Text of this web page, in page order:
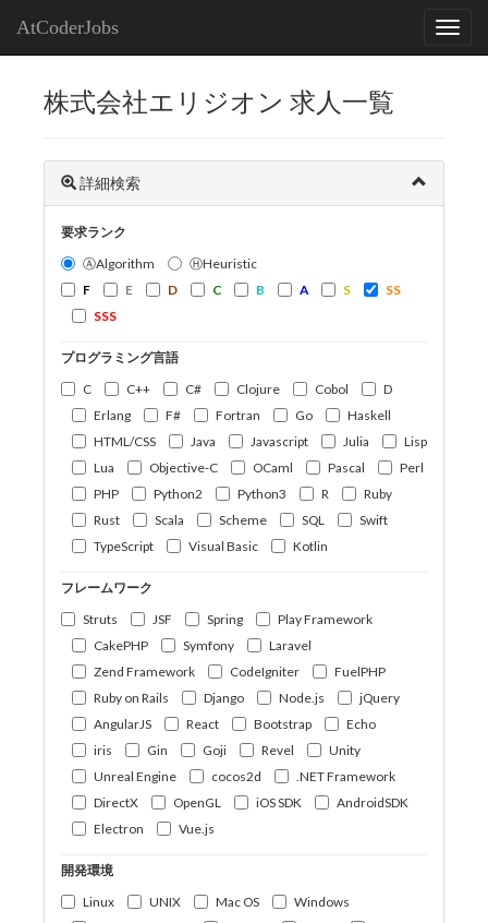
AtCoderJobs
株式会社エリジオン 求人一覧
詳細検索
要求ランク
ⒶAlgorithm
ⒽHeuristic
F
E D C B A S
SS
SSS
プログラミング言語
C
C++ C# Clojure Cobol
D
Erlang
F# Fortran Go
Haskell
HTML/CSS
Java Javascript Julia
Lisp
Lua
Objective-C OCaml Pascal
Perl
PHP
Python2 Python3 R
Ruby
Rust
Scala Scheme SQL
Swift
TypeScript
Visual Basic Kotlin
フレームワーク
Struts
JSF Spring
Play Framework
CakePHP
Symfony
Laravel
Zend Framework
CodeIgniter
FuelPHP
Ruby on Rails
Django Node.js
jQuery
AngularJS
React Bootstrap
Echo
iris
Gin Goji Revel
Unity
Unreal Engine
cocos2d
.NET Framework
DirectX
OpenGL iOS SDK
AndroidSDK
Electron
Vue.js
開発環境
Linux
UNIX Mac OS
Windows